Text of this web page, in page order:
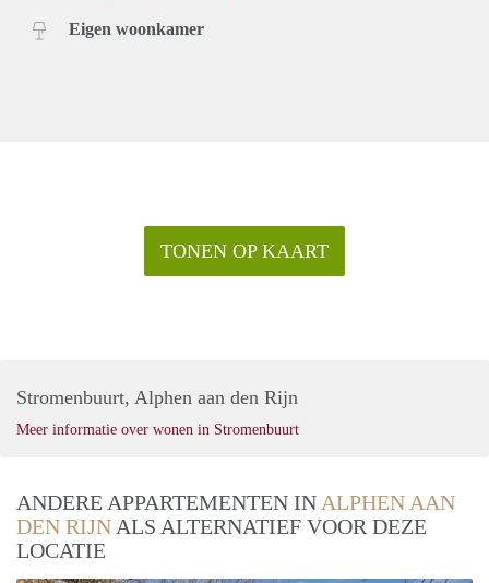
Eigen woonkamer
TONEN OP KAART
Stromenbuurt, Alphen aan den Rijn
Meer informatie over wonen in Stromenbuurt
ANDERE APPARTEMENTEN IN ALPHEN AAN
DEN RIJN ALS ALTERNATIEF VOOR DEZE
LOCATIE